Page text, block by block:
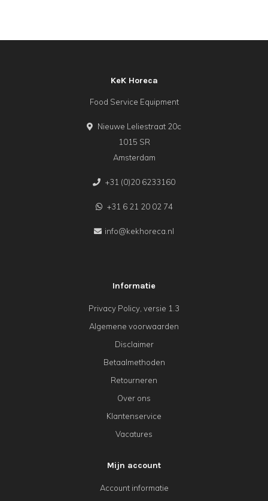
KeK Horeca
Food Service Equipment
Nieuwe Leliestraat 20c
1015 SR
Amsterdam
+31 (0)20 6233160
+31 6 21 20 02 74
info@kekhoreca.nl
Informatie
Privacy Policy, versie 1.3
Algemene voorwaarden
Disclaimer
Betaalmethoden
Retourneren
Over ons
Klantenservice
Vacatures
Mijn account
Account informatie